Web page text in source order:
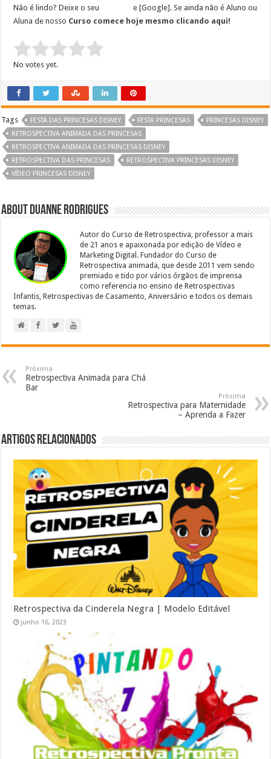
Não é lindo? Deixe o seu
e [Google]. Se ainda não é Aluno ou
Aluna de nosso Curso comece hoje mesmo clicando aqui!
Rate this item:
Submit Rating
No votes yet.
Tags FESTA DAS PRINCESAS DISNEY FESTA PRINCESAS
PRINCESAS DISNEY
RETROSPECTIVA ANIMADA DAS PRINCESAS
RETROSPECTIVA ANIMADA DAS PRINCESAS DISNEY
RETROSPECTIVA DAS PRINCESAS
RETROSPECTIVA PRINCESAS DISNEY
VÍDEO PRINCESAS DISNEY
About Duanne Rodrigues
Autor do Curso de Retrospectiva, professor a mais
de 21 anos e apaixonada por edição de Vídeo e
Marketing Digital. Fundador do Curso de
Retrospectiva animada, que desde 2011 vem sendo
premiado e tido por vários órgãos de imprensa
como referencia no ensino de Retrospectivas
Infantis, Retrospectivas de Casamento, Aniversário e todos os demais
temas.
Próxima
Retrospectiva Animada para Chá
Bar
Prósima
Retrospectiva para Maternidade
– Aprenda a Fazer
Artigos relacionados
Retrospectiva da Cinderela Negra | Modelo Editável
junho 16, 2023